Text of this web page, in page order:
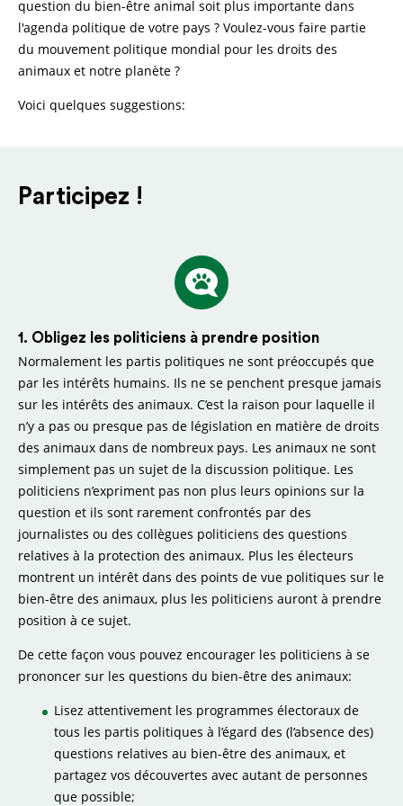
question du bien-être animal soit plus importante dans
l'agenda politique de votre pays ? Voulez-vous faire partie
du mouvement politique mondial pour les droits des
animaux et notre planète ?
Voici quelques suggestions:
Participez !
1. Obligez les politiciens à prendre position
Normalement les partis politiques ne sont préoccupés que
par les intérêts humains. Ils ne se penchent presque jamais
sur les intérêts des animaux. C’est la raison pour laquelle il
n’y a pas ou presque pas de législation en matière de droits
des animaux dans de nombreux pays. Les animaux ne sont
simplement pas un sujet de la discussion politique. Les
politiciens n’expriment pas non plus leurs opinions sur la
question et ils sont rarement confrontés par des
journalistes ou des collègues politiciens des questions
relatives à la protection des animaux. Plus les électeurs
montrent un intérêt dans des points de vue politiques sur le
bien-être des animaux, plus les politiciens auront à prendre
position à ce sujet.
De cette façon vous pouvez encourager les politiciens à se
prononcer sur les questions du bien-être des animaux:
Lisez attentivement les programmes électoraux de
tous les partis politiques à l’égard des (l’absence des)
questions relatives au bien-être des animaux, et
partagez vos découvertes avec autant de personnes
que possible;